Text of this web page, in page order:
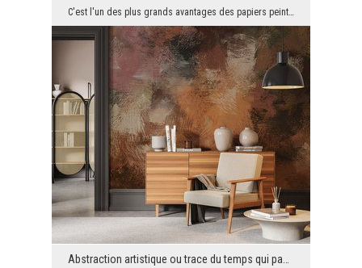
C'est l'un des plus grands avantages des papiers peints modernes. Grâce à eux, vous pouvez avoir,...